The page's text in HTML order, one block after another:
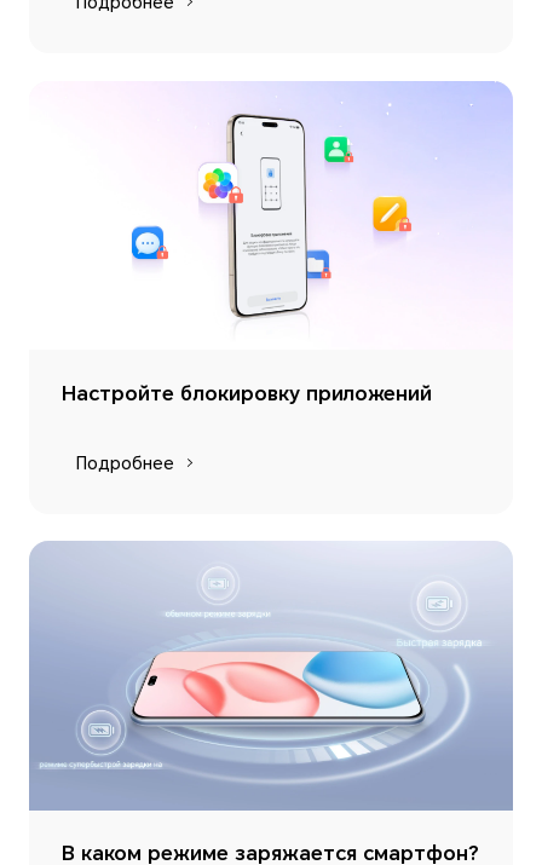
Настройте блокировку приложений
Подробнее
В каком режиме заряжается смартфон?